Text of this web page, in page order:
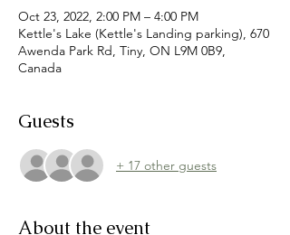
Oct 23, 2022, 2:00 PM – 4:00 PM
Kettle's Lake (Kettle's Landing parking), 670
Awenda Park Rd, Tiny, ON L9M 0B9,
Canada
Guests
+ 17 other guests
About the event